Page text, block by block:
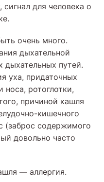
для человека о
очень много.
дыхательной
путей.
уха, придаточных
носа, ротоглотки,
причиной кашля
кишечного
(заброс содержимого
довольно часто
— аллергия.